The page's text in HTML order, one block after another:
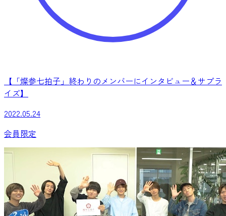
【「燦参七拍子」終わりのメンバーにインタビュー＆サプラ
イズ】
2022.05.24
会員限定